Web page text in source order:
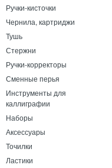
Ручки-кисточки
Чернила, картриджи
Тушь
Стержни
Ручки-корректоры
Сменные перья
Инструменты для
каллиграфии
Наборы
Аксессуары
Точилки
Ластики